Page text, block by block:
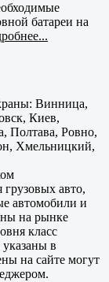
батареи на
Винница,
Киев,
Полтава, Ровно,
Хмельницкий,
грузовых авто,
автомобили и
на рынке
класс
в
на сайте могут